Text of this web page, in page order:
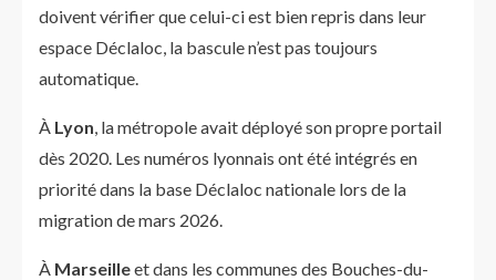
doivent vérifier que celui-ci est bien repris dans leur
espace Déclaloc, la bascule n’est pas toujours
automatique.
À Lyon, la métropole avait déployé son propre portail
dès 2020. Les numéros lyonnais ont été intégrés en
priorité dans la base Déclaloc nationale lors de la
migration de mars 2026.
À Marseilleet dans les communes des Bouches-du-